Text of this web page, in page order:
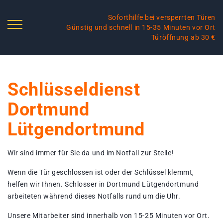
Soforthilfe bei versperrten Türen
Günstig und schnell in 15-35 Minuten vor Ort
Türöffnung ab 30 €
Schlüsseldienst
Dortmund
Lütgendortmund
Wir sind immer für Sie da und im Notfall zur Stelle!
Wenn die Tür geschlossen ist oder der Schlüssel klemmt,
helfen wir Ihnen. Schlosser in Dortmund Lütgendortmund
arbeiteten während dieses Notfalls rund um die Uhr.
Unsere Mitarbeiter sind innerhalb von 15-25 Minuten vor Ort.